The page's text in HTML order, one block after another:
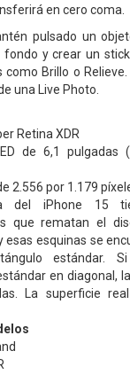
en cero coma.
pulsado un
y crear un
Brillo o
una Live Photo.
Retina XDR
de 6,1 pulgadas
2.556 por 1.179
del iPhone 15
que rematan el
esas esquinas se
estándar.
en diagonal,
La superficie